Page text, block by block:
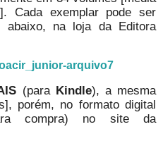
Cada exemplar pode ser
na loja da Editora
arquivo7
(para Kindle), a mesma
porém, no formato digital
compra) no site da